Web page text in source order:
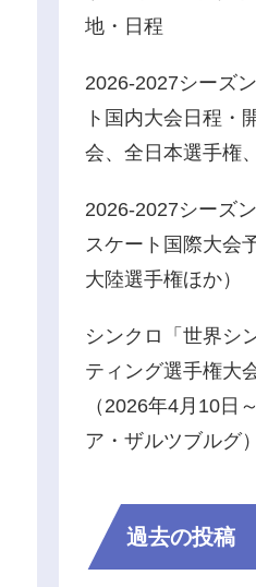
地・日程
2026-2027シーズ
ト国内大会日程・
会、全日本選手権
2026-2027シーズ
スケート国際大会
大陸選手権ほか）
シンクロ「世界シ
ティング選手権大
（2026年4月10日
ア・ザルツブルグ）
過去の投稿